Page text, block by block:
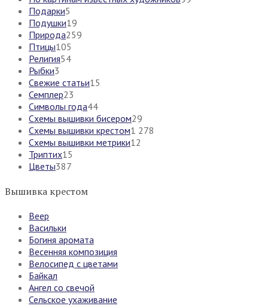
Подарки5
Подушки19
Природа259
Птицы105
Религия54
Рыбки3
Свежие статьи15
Семплер23
Символы года44
Схемы вышивки бисером29
Схемы вышивки крестом1 278
Схемы вышивки метрики12
Триптих15
Цветы387
Вышивка крестом
Веер
Васильки
Богиня аромата
Весенняя композиция
Велосипед с цветами
Байкал
Ангел со свечой
Сельское ухаживание